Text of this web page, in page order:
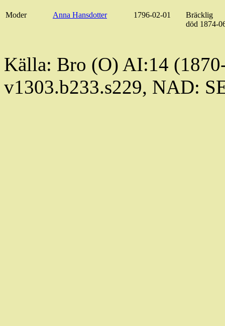
Moder Anna Hansdotter 1796-02-01
Bräcklig
död 1874-
Källa: Bro (O) AI:14
v1303.b233.s229, NAD: